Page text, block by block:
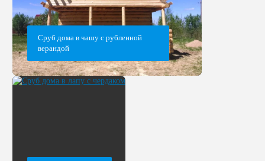
Сруб дома в чашу с рубленной
верандой